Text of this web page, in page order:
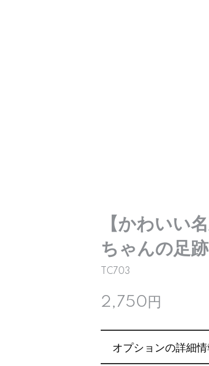
【かわいい
ちゃんの足
TC703
2,750円
オプションの詳細情